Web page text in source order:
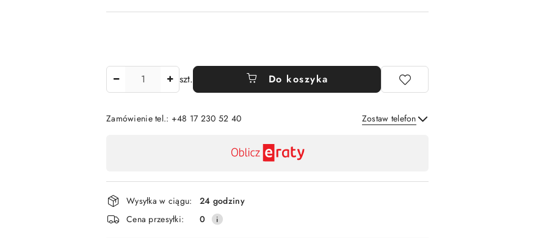
szt. Do koszyka
Zamówienie tel.: +48 17 230 52 40 Zostaw telefon
płatność
i
dostawa
Wysyłka w ciągu:
24 godziny
Cena przesyłki:
0